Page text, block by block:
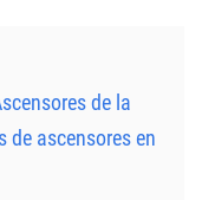
de la
de ascensores en